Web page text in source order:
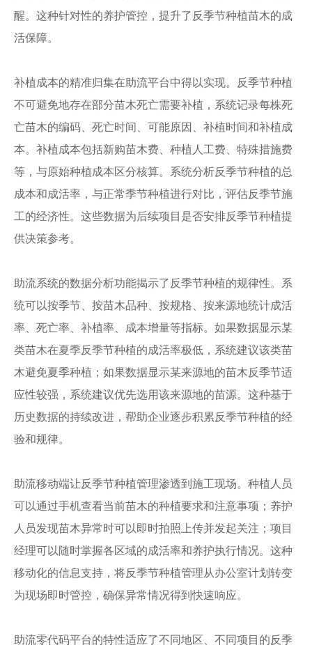
醒。这种针对性的养护管控，提升了反季节种植苗木的成
活保障。
补植成本的精准归集在助流平台中得以实现。反季节种植
不可避免地存在部分苗木死亡需要补植，系统记录每株死
亡苗木的编码、死亡时间、可能原因、补植时间和补植成
本。补植成本包括新购苗木费、种植人工费、特殊措施费
等，与原始种植成本区分核算。系统分析反季节种植的总
成本和成活率，与正常季节种植进行对比，评估反季节施
工的经济性。这些数据为后续项目是否安排反季节种植提
供决策参考。
助流系统的数据分析功能揭示了反季节种植的规律性。系
统可以按季节、按苗木品种、按规格、按来源地统计成活
率、死亡率、补植率、成本增量等指标。如果数据显示某
类苗木在夏季反季节种植的成活率极低，系统建议该类苗
木避免夏季种植；如果数据显示某来源地的苗木反季节适
应性较强，系统建议优先选用该来源地的苗源。这种基于
历史数据的持续改进，帮助企业逐步积累反季节种植的经
验和规律。
助流移动端让反季节种植管理渗透到施工现场。种植人员
可以通过手机查看当前苗木的种植要求和注意事项；养护
人员发现苗木异常时可以即时拍照上传并发起关注；项目
经理可以随时掌握各区域的成活率和养护执行情况。这种
移动化的信息支持，将反季节种植管理从办公室计划转变
为现场即时管控，确保异常情况得到快速响应。
助流零代码平台的特性适应了不同地区、不同项目的反季